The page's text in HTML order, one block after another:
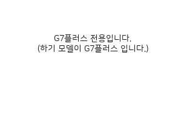
G7플러스 전용입니다.
(하기 모델이 G7플러스 입니다.)